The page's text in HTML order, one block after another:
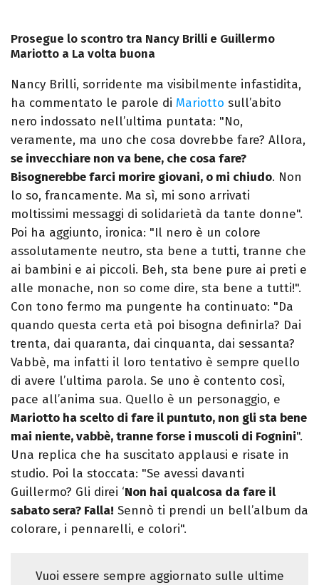
Prosegue lo scontro tra Nancy Brilli e Guillermo
Mariotto a La volta buona
Nancy Brilli, sorridente ma visibilmente infastidita,
ha commentato le parole di Mariotto sull’abito
nero indossato nell’ultima puntata: "No,
veramente, ma uno che cosa dovrebbe fare? Allora,
se invecchiare non va bene, che cosa fare?
Bisognerebbe farci morire giovani, o mi chiudo. Non
lo so, francamente. Ma sì, mi sono arrivati
moltissimi messaggi di solidarietà da tante donne".
Poi ha aggiunto, ironica: "Il nero è un colore
assolutamente neutro, sta bene a tutti, tranne che
ai bambini e ai piccoli. Beh, sta bene pure ai preti e
alle monache, non so come dire, sta bene a tutti!".
Con tono fermo ma pungente ha continuato: "Da
quando questa certa età poi bisogna definirla? Dai
trenta, dai quaranta, dai cinquanta, dai sessanta?
Vabbè, ma infatti il loro tentativo è sempre quello
di avere l’ultima parola. Se uno è contento così,
pace all’anima sua. Quello è un personaggio, e
Mariotto ha scelto di fare il puntuto, non gli sta bene
mai niente, vabbè, tranne forse i muscoli di Fognini".
Una replica che ha suscitato applausi e risate in
studio. Poi la stoccata: "Se avessi davanti
Guillermo? Gli direi ‘Non hai qualcosa da fare il
sabato sera? Falla! Sennò ti prendi un bell’album da
colorare, i pennarelli, e colori".
Vuoi essere sempre aggiornato sulle ultime